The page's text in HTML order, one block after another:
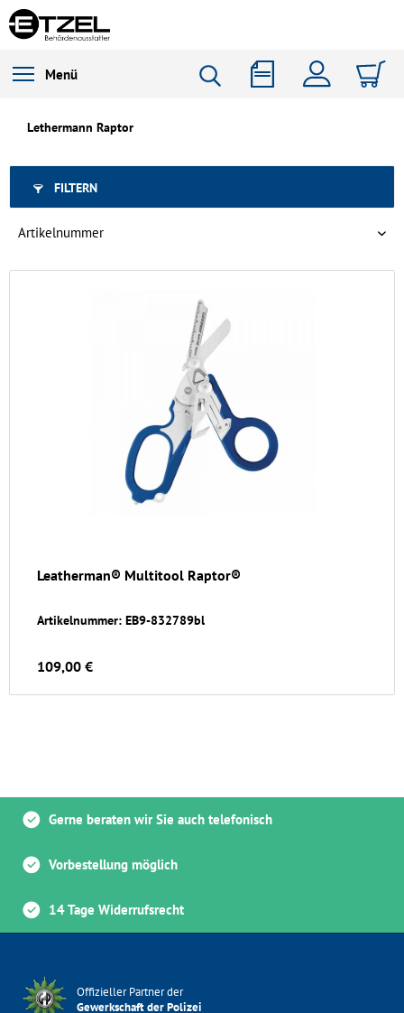
Menü
Lethermann Raptor
FILTERN
Leatherman® Multitool Raptor®
Artikelnummer: EB9-832789bl
109,00 €
Gerne beraten wir Sie auch telefonisch
Vorbestellung möglich
14 Tage Widerrufsrecht
Offizieller Partner der
Gewerkschaft der Polizei